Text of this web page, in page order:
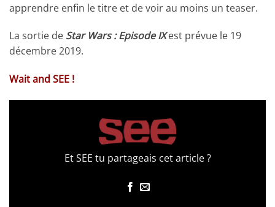
apprendre enfin le titre et de voir au moins un teaser.
La sortie de Star Wars : Episode IXest prévue le 19
décembre 2019.
Wait and SEE !
Et SEE tu partageais cet article ?